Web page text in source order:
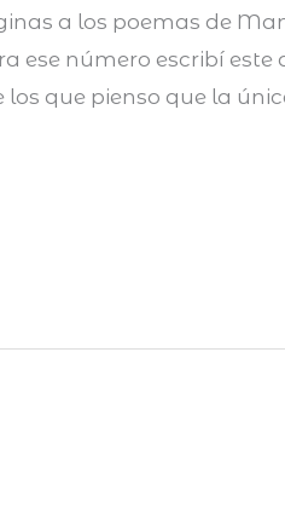
a los poemas de
ese número escribí
que pienso que la